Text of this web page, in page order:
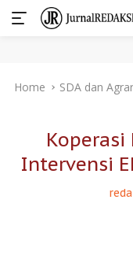
Home SDA dan
Koperasi
Intervensi